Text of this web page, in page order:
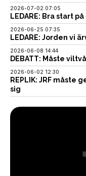
2026-07-02 07:05
LEDARE: Bra start
2026-06-25 07:35
LEDARE: Jorden vi
2026-06-08 14:44
DEBATT: Måste
2026-06-02 12:30
REPLIK: JRF
sig